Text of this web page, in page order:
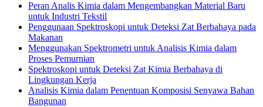
Peran Analis Kimia dalam Mengembangkan Material Baru
untuk Industri Tekstil
Penggunaan Spektroskopi untuk Deteksi Zat Berbahaya pada
Makanan
Menggunakan Spektrometri untuk Analisis Kimia dalam
Proses Pemurnian
Spektroskopi untuk Deteksi Zat Kimia Berbahaya di
Lingkungan Kerja
Analisis Kimia dalam Penentuan Komposisi Senyawa Bahan
Bangunan